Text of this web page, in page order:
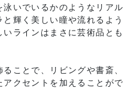
いでいるかのようなリアル
輝く美しい瞳や流れるよう
ラインはまさに芸術品とも
ことで、リビングや書斎、
クセントを加えることがで